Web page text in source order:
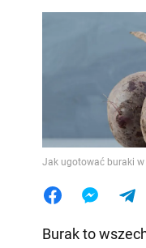
Jak ugotować buraki w
Burak to